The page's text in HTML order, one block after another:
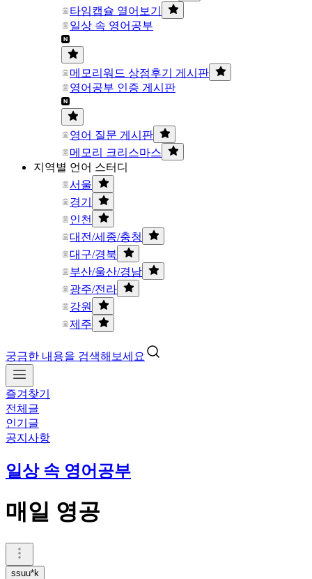
타임캡슐 열어보기
일상 속 영어공부
메모리워드 상점후기 게시판
영어공부 인증 게시판
영어 질문 게시판
메모리 크리스마스
지역별 언어 스터디
서울
경기
인천
대전/세종/충청
대구/경북
부산/울산/경남
광주/전라
강원
제주
궁금한 내용을 검색해보세요
즐겨찾기
전체글
인기글
공지사항
일상 속 영어공부
매일 영공
ssuu*k